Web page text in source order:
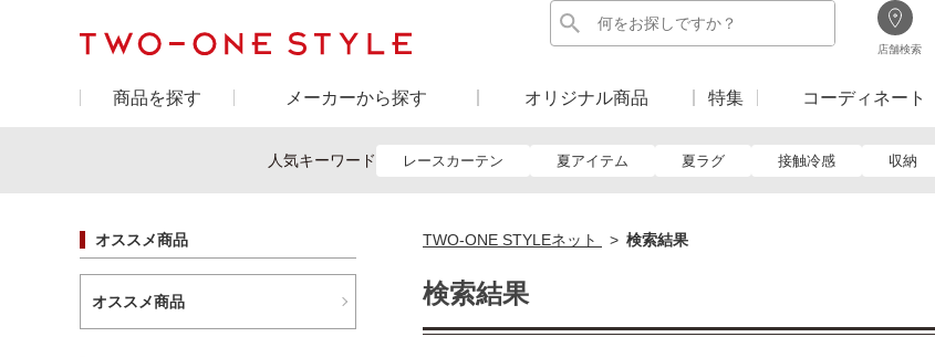
店舗検索
商品を探す メーカーから探す オリジナル商品 特集 コーディネート
人気キーワード レースカーテン 夏アイテム 夏ラグ 接触冷感 収納
TWO-ONE STYLEネット 検索結果
検索結果
オススメ商品
オススメ商品